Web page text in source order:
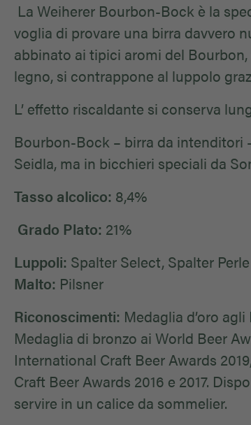
La Weiherer Bourbon-Bock è la
voglia di provare una birra davvero
abbinato ai tipici aromi del
legno, si contrappone al luppolo
L’ effetto riscaldante si conserva
Bourbon-Bock – birra da intenditori
Seidla, ma in bicchieri speciali da
Tasso alcolico: 8,4%
Grado Plato: 21%
Luppoli: Spalter Select, Spalter Perle
Malto: Pilsner
Riconoscimenti: Medaglia d’oro
Medaglia di bronzo ai World Beer
International Craft Beer Awards
Craft Beer Awards 2016 e 2017.
servire in un calice da sommelier.